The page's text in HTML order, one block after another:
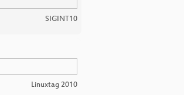
SIGINT10
Linuxtag 2010